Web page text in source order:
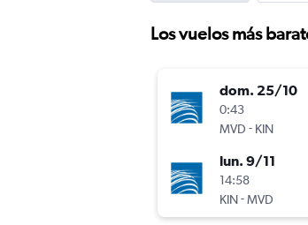
Los vuelos más
dom. 25/10
0:43
MVD - KIN
lun. 9/11
14:58
KIN-MVD